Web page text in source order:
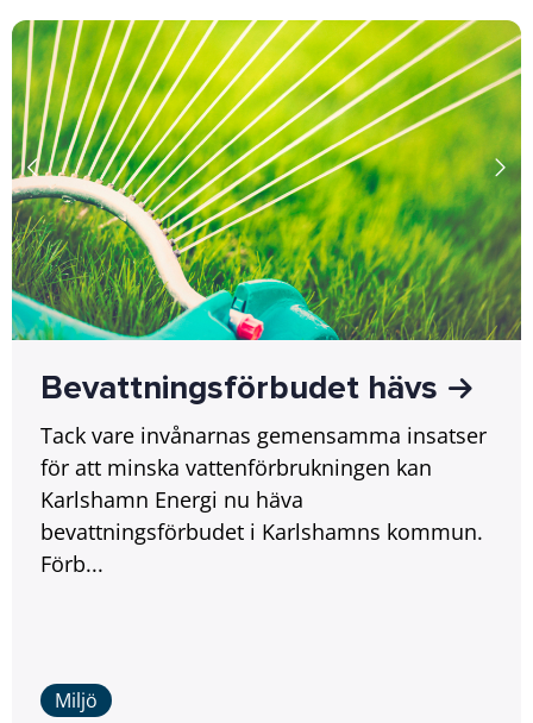
Miljö
Bevattningsförbudet hävs
Tack vare invånarnas gemensamma insatser
för att minska vattenförbrukningen kan
Karlshamn Energi nu häva
bevattningsförbudet i Karlshamns kommun.
Förb...